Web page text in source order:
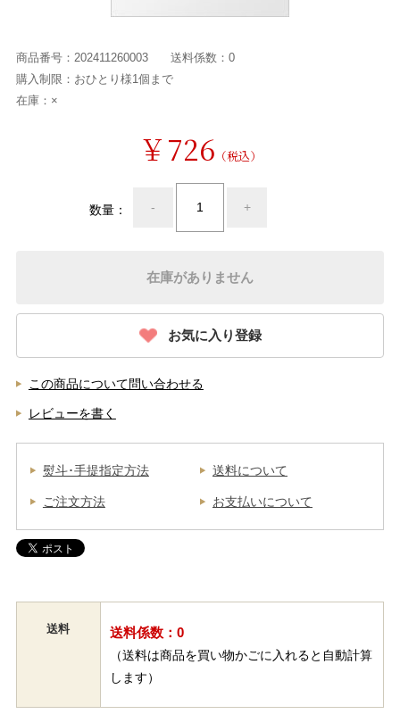
商品番号： 202411260003 送料係数： 0
購入制限： おひとり様1個まで
在庫： ×
￥726 （税込）
数量： - +
お気に入り登録
在庫がありません
この商品について問い合わせる
レビューを書く
熨斗･手提指定方法 送料について
ご注文方法 お支払いについて
送料 送料係数：0
（送料は商品を買い物かごに入れると自動計算
します）